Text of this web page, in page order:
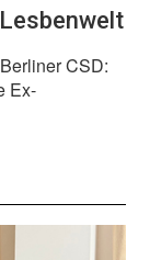
CSD:
Ex-